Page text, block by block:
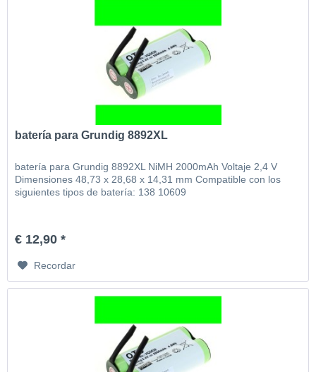
batería para Grundig 8892XL
batería para Grundig 8892XL NiMH 2000mAh Voltaje 2,4 V
Dimensiones 48,73 x 28,68 x 14,31 mm Compatible con los
siguientes tipos de batería: 138 10609
€ 12,90 *
Recordar